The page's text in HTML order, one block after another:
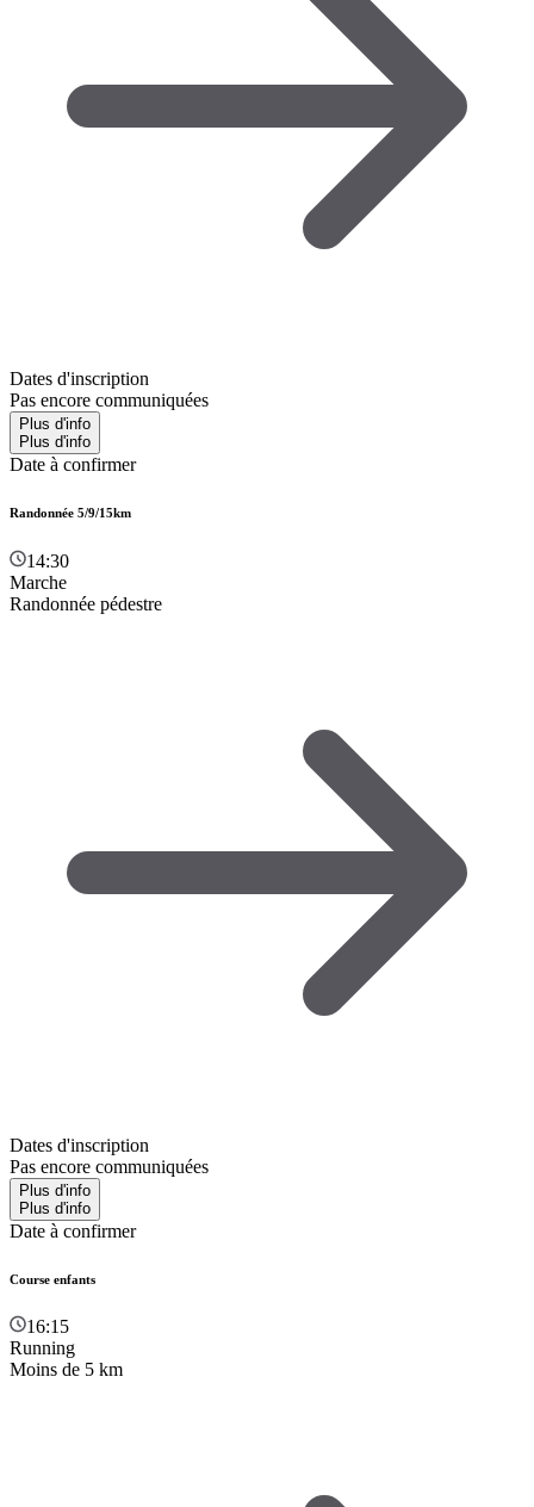
Dates d'inscription
Pas encore communiquées
Plus d'info
Plus d'info
Date à confirmer
Randonnée 5/9/15km
14:30
Marche
Randonnée pédestre
Dates d'inscription
Pas encore communiquées
Plus d'info
Plus d'info
Date à confirmer
Course enfants
16:15
Running
Moins de 5 km